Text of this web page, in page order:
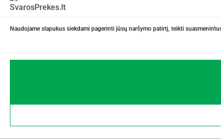
Naudojame slapukus siekdami pagerinti jūsų naršymo patirtį, teikti